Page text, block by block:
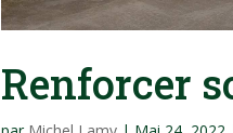
Renforcer